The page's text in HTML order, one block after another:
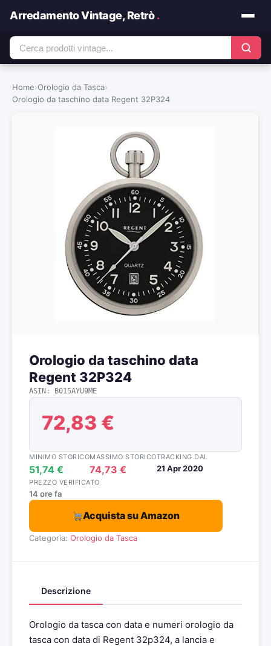
Arredamento Vintage, Retrò.
Home›Orologio da Tasca›
Orologio da taschino data Regent 32P324
Orologio da taschino data
Regent 32P324
ASIN: B015AYU9ME
72,83 €
MINIMO STORICO
51,74 €
MASSIMO STORICO
74,73 €
TRACKING DAL
21 Apr 2020
PREZZO VERIFICATO
14 ore fa
Acquista su Amazon
Categoria: Orologio da Tasca
Descrizione
Orologio da tasca con data e numeri orologio da
tasca con data di Regent 32p324, a lancia e